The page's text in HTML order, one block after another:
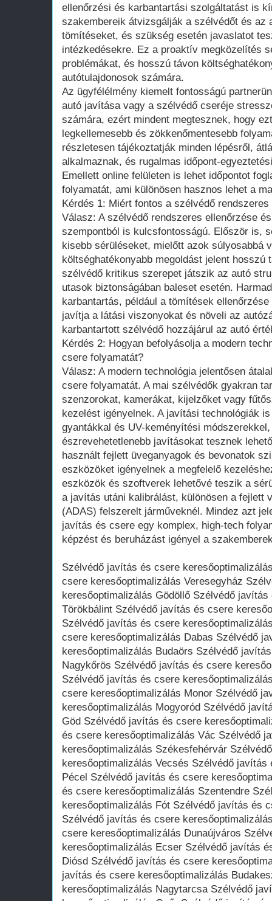
ellenőrzési és karbantartási szolgáltatást is
szakembereik átvizsgálják a szélvédőt és az
tömítéseket, és szükség esetén javaslatot
intézkedésekre. Ez a proaktív megközelítés
problémákat, és hosszú távon
autótulajdonosok számára.
Az ügyfélélmény kiemelt fontosságú
autó javítása vagy a szélvédő cseréje
számára, ezért mindent megtesznek, hogy
legkellemesebb és zökkenőmentesebb
részletesen tájékoztatják minden lépésről,
alkalmaznak, és rugalmas időpont-
Emellett online felületen is lehet időpontot
folyamatát, ami különösen hasznos lehet a
Kérdés 1: Miért fontos a szélvédő
Válasz: A szélvédő rendszeres ellenőrzése
szempontból is kulcsfontosságú. Először is,
kisebb sérüléseket, mielőtt azok súlyosabbá
költséghatékonyabb megoldást jelent hosszú
szélvédő kritikus szerepet játszik az autó
utasok biztonságában baleset esetén.
karbantartás, például a tömítések
javítja a látási viszonyokat és növeli az
karbantartott szélvédő hozzájárul az autó
Kérdés 2: Hogyan befolyásolja a modern
csere folyamatát?
Válasz: A modern technológia jelentősen
csere folyamatát. A mai szélvédők gyakran
szenzorokat, kamerákat, kijelzőket vagy
kezelést igényelnek. A javítási technológiák
gyantákkal és UV-keményítési
észrevehetetlenebb javításokat tesznek
használt fejlett üveganyagok és bevonatok
eszközöket igényelnek a megfelelő
eszközök és szoftverek lehetővé teszik a
a javítás utáni kalibrálást, különösen a fejlett
(ADAS) felszerelt járműveknél. Mindez azt
javítás és csere egy komplex, high-tech
képzést és beruházást igényel a
Szélvédő javítás és csere
csere keresőoptimalizálás Veresegyház
keresőoptimalizálás Gödöllő Szélvédő
Törökbálint Szélvédő javítás és csere
Szélvédő javítás és csere
csere keresőoptimalizálás Dabas Szélvédő
keresőoptimalizálás Budaörs Szélvédő
Nagykőrös Szélvédő javítás és csere
Szélvédő javítás és csere
csere keresőoptimalizálás Monor Szélvédő
keresőoptimalizálás Mogyoród Szélvédő
Göd Szélvédő javítás és csere
és csere keresőoptimalizálás Vác Szélvédő
keresőoptimalizálás Székesfehérvár
keresőoptimalizálás Vecsés Szélvédő
Pécel Szélvédő javítás és csere
és csere keresőoptimalizálás Szentendre
keresőoptimalizálás Fót Szélvédő javítás és
Szélvédő javítás és csere
csere keresőoptimalizálás Dunaújváros
keresőoptimalizálás Ecser Szélvédő javítás
Diósd Szélvédő javítás és csere
javítás és csere keresőoptimalizálás
keresőoptimalizálás Nagytarcsa Szélvédő